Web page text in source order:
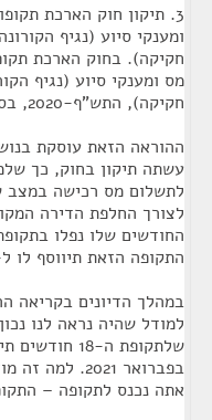
3. תיקון חוק הארכת
ומענקי סיוע (נגיף
חקיקה). בחוק הארכת
מס ומענקי סיוע (נגיף
חקיקה), התש"ף-2020, בסעיף 3.
ההוראה הזאת עוסקת
לתשלום מס רכישה במצב
התקופה הזאת תיווסף לו ל-18
במהלך הדיונים בקריאה
למודל שהיה נראה לנו
בפברואר 2021.
אתה נכנס לתקופה –